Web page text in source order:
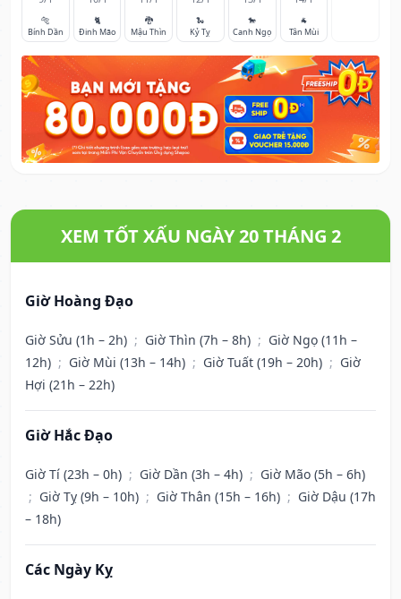
🐅
Bính Dần
🐈
Đinh Mão
🐉
Mậu Thìn
🐍
Kỷ Tỵ
🐎
Canh Ngọ
🐐
Tân Mùi
XEM TỐT XẤU NGÀY 20 THÁNG 2
Giờ Hoàng Đạo
Giờ Sửu (1h – 2h) ; Giờ Thìn (7h – 8h) ; Giờ Ngọ (11h –
12h) ; Giờ Mùi (13h – 14h) ; Giờ Tuất (19h – 20h) ; Giờ
Hợi (21h – 22h)
Giờ Hắc Đạo
Giờ Tí (23h – 0h) ; Giờ Dần (3h – 4h) ; Giờ Mão (5h – 6h)
; Giờ Tỵ (9h – 10h) ; Giờ Thân (15h – 16h) ; Giờ Dậu (17h
– 18h)
Các Ngày Kỵ